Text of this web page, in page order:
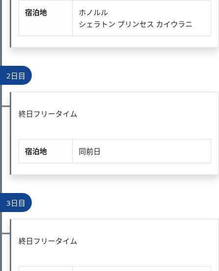
宿泊地
ホノルル
シェラトン プリンセス カイウラニ
2日目
終日フリータイム
宿泊地 同前日
3日目
終日フリータイム